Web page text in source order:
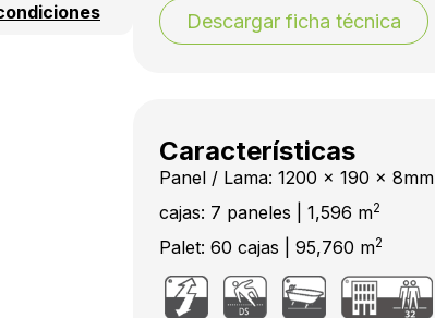
Descargar ficha técnica
Características
Panel / Lama: 1200 x 190 x 8mm
cajas: 7 paneles | 1,596 m2
Palet: 60 cajas | 95,760 m2